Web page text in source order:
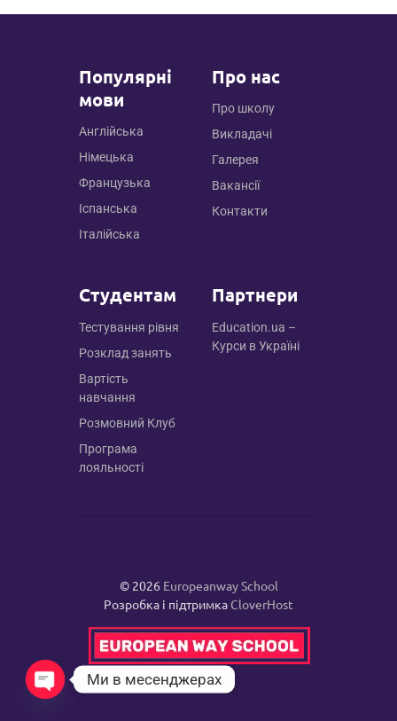
ДАНСЬКА МОВА
ІРЛАНДСЬКА
ЛАТИСЬКА
ЛИТОВСЬКА
МАКЕДОНСЬКА
МАЛЬТІЙСЬКА
МОЛДАВСЬКА
ПОРТУГАЛЬСЬКА
СЕРБСЬКА
СЛОВАЦЬКА
СЛОВЕНСЬКА
ХОРВАТСЬКА
Популярні
мови
Англійська
Німецька
Французька
Іспанська
Італійська
Про нас
Про школу
Викладачі
Галерея
Вакансії
Контакти
Студентам
Тестування рівня
Розклад занять
Вартість
навчання
Розмовний Клуб
Програма
лояльності
Партнери
Education.ua –
Курси в Україні
© 2026 Europeanway School
Розробка і підтримка CloverHost
Ми в месенджерах